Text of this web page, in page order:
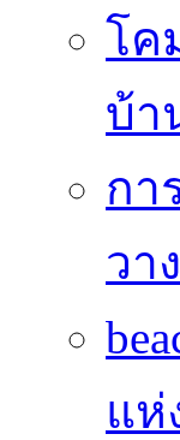
โค
บ้า
กา
วา
แห่